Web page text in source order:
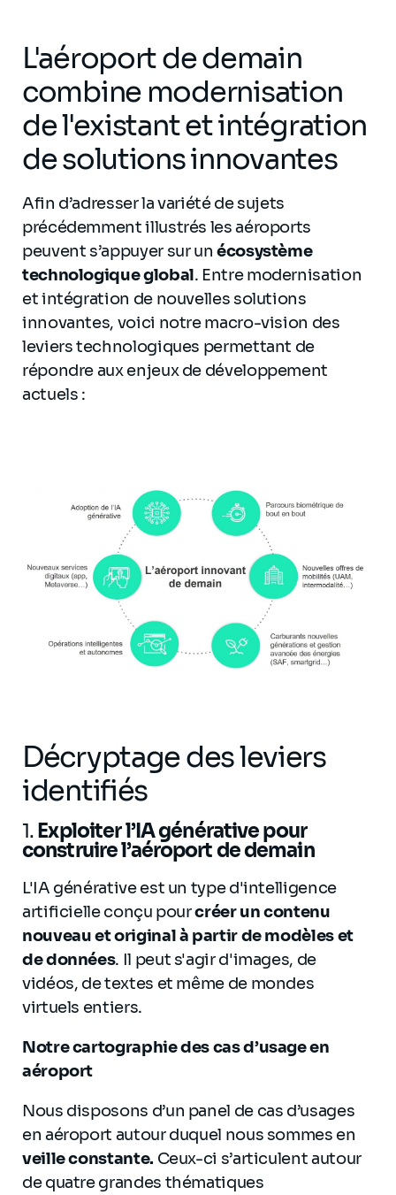
L'aéroport de demain
combine modernisation
de l'existant et intégration
de solutions innovantes
Afin d’adresser la variété de sujets
précédemment illustrés les aéroports
peuvent s’appuyer sur un écosystème
technologique global. Entre modernisation
et intégration de nouvelles solutions
innovantes, voici notre macro-vision des
leviers technologiques permettant de
répondre aux enjeux de développement
actuels :
Décryptage des leviers
identifiés
​​​​​1. Exploiter l’IA générative pour
construire l’aéroport de demain
L'IA générative est un type d'intelligence
artificielle conçu pourcréer un contenu
nouveau et original à partir de modèles et
de données. Il peut s'agir d'images, de
vidéos, de textes et même de mondes
virtuels entiers.
Notre cartographie des cas d’usage en
aéroport
Nous disposons d’un panel de cas d’usages
en aéroport autour duquel nous sommes en
veille constante. Ceux-ci s’articulent autour
de quatre grandes thématiques